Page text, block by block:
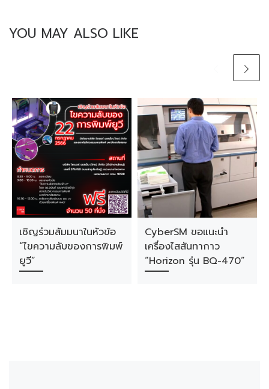
YOU MAY ALSO LIKE
เชิญร่วมสัมมนาในหัวข้อ
“ไขความลับของการพิมพ์
ยูวี”
CyberSM ขอแนะนำ
เครื่องไสสันทากาว
“Horizon รุ่น BQ-470”